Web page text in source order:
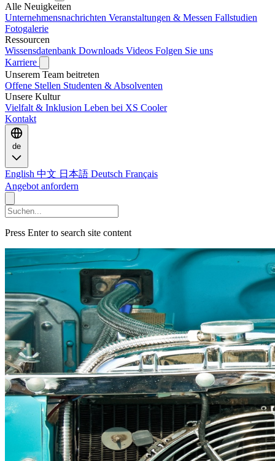
Alle Neuigkeiten
Unternehmensnachrichten Veranstaltungen & Messen Fallstudien
Fotogalerie
Ressourcen
Wissensdatenbank Downloads Videos Folgen Sie uns
Karriere
Unserem Team beitreten
Offene Stellen Studenten & Absolventen
Unsere Kultur
Vielfalt & Inklusion Leben bei XS Cooler
Kontakt
de
English 中文 日本語 Deutsch Français
Angebot anfordern
Press Enter to search site content